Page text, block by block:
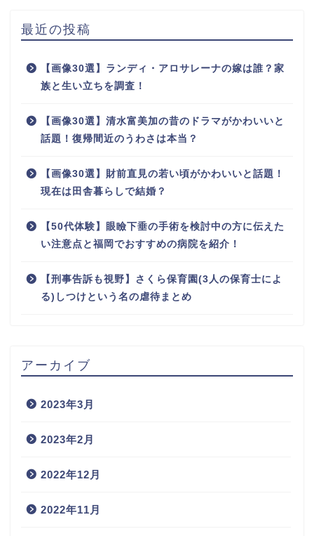
最近の投稿
【画像30選】ランディ・アロサレーナの嫁は誰？家
族と生い立ちを調査！
【画像30選】清水富美加の昔のドラマがかわいいと
話題！復帰間近のうわさは本当？
【画像30選】財前直見の若い頃がかわいいと話題！
現在は田舎暮らしで結婚？
【50代体験】眼瞼下垂の手術を検討中の方に伝えた
い注意点と福岡でおすすめの病院を紹介！
【刑事告訴も視野】さくら保育園(3人の保育士によ
る)しつけという名の虐待まとめ
アーカイブ
2023年3月
2023年2月
2022年12月
2022年11月